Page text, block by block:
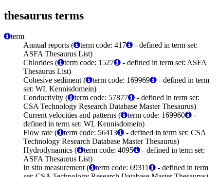
thesaurus terms
term
Annual reports (
term code: 417
- defined in term set:
ASFA Thesaurus List)
Chlorides (
term code: 1527
- defined in term set: ASFA
Thesaurus List)
Cohesive sediment (
term code: 169969
- defined in term
set: WL Kennisdomein)
Conductivity (
term code: 57877
- defined in term set:
CSA Technology Research Database Master Thesaurus)
Current velocities and patterns (
term code: 169960
-
defined in term set: WL Kennisdomein)
Flow rate (
term code: 56413
- defined in term set: CSA
Technology Research Database Master Thesaurus)
Hydrodynamics (
term code: 4095
- defined in term set:
ASFA Thesaurus List)
In situ measurement (
term code: 69311
- defined in term